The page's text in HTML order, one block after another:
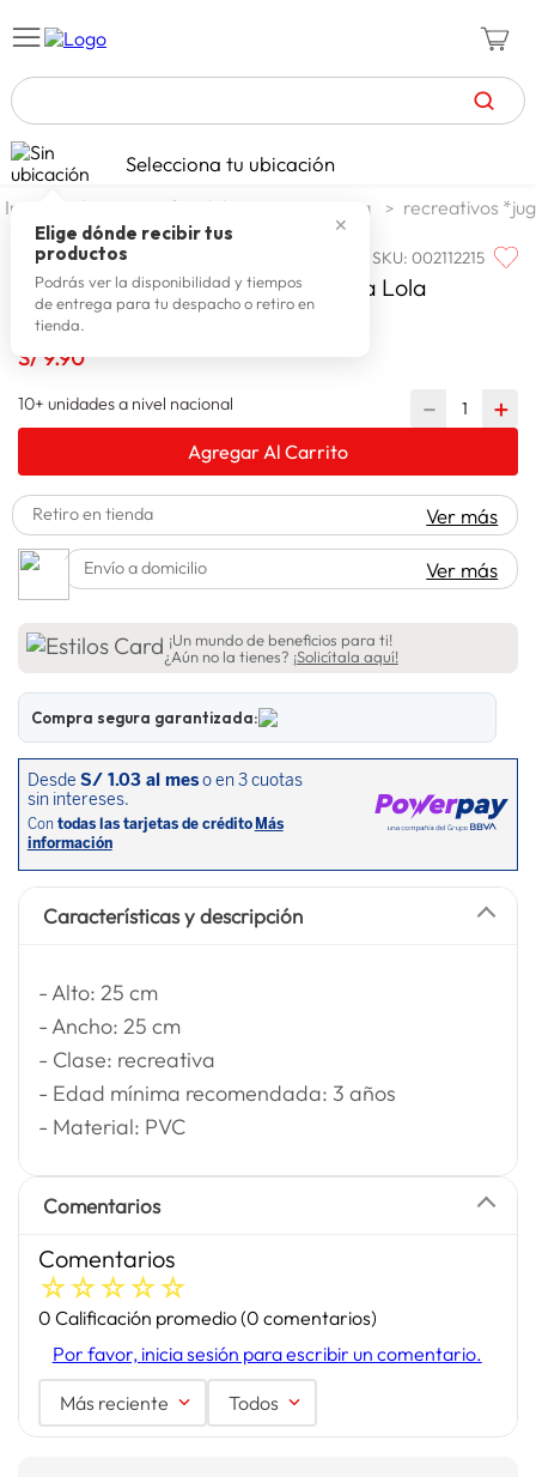
TÉRMINOS MÁS BUSCADOS
1. celulares
2. zapatillas mujer
3. zapatillas hombre
4. moda
5 . zapatillas
6. tv
8. terrex
9. cocina
10 lavadora
Selecciona tu ubicación
✕
Elige dónde recibir tus
productos
Podrás ver la disponibilidad y tiempos
de entrega para tu despacho o retiro en
tienda.
duros infantil duro jugueteria recreativos
VINIBALL SKU:002112215
Viniball Pelota Recreativa La Vaca Lola
S/ 9.90
10+ unidades a nivel nacional ＋
－
Agregar Al Carrito
Retiro en tienda Ver más
Envío a domicilio Ver más
¡Un mundo de beneficios para ti!
¿Aún no la tienes? ¡Solicítala aquí!
Compra segura garantizada:
Características y descripción
- Alto: 25 cm
- Ancho: 25 cm
- Clase: recreativa
- Edad mínima recomendada: 3 años
- Material: PVC
Comentarios
Comentarios
☆☆☆☆☆
0 Calificación promedio(0 comentarios)
Por favor, inicia sesión para escribir un comentario.
Más reciente Todos